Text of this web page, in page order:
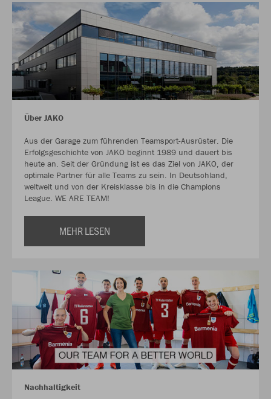
Über JAKO
Aus der Garage zum führenden Teamsport-Ausrüster. Die
Erfolgsgeschichte von JAKO beginnt 1989 und dauert bis
heute an. Seit der Gründung ist es das Ziel von JAKO, der
optimale Partner für alle Teams zu sein. In Deutschland,
weltweit und von der Kreisklasse bis in die Champions
League. WE ARE TEAM!
MEHR LESEN
Nachhaltigkeit